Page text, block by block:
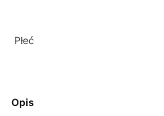
Płeć
Opis